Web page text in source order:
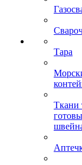
Тара
Ткани